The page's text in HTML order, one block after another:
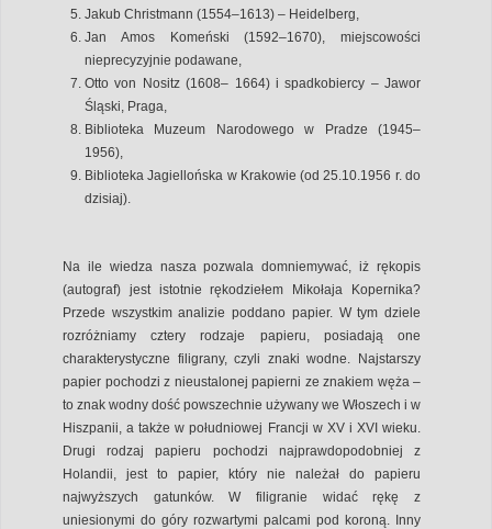
Jakub Christmann (1554–1613) – Heidelberg,
Jan Amos Komeński (1592–1670), miejscowości
nieprecyzyjnie podawane,
Otto von Nositz (1608– 1664) i spadkobiercy – Jawor
Śląski, Praga,
Biblioteka Muzeum Narodowego w Pradze (1945–
1956),
Biblioteka Jagiellońska w Krakowie (od 25.10.1956 r. do
dzisiaj).
Na ile wiedza nasza pozwala domniemywać, iż rękopis
(autograf) jest istotnie rękodziełem Mikołaja Kopernika?
Przede wszystkim analizie poddano papier. W tym dziele
rozróżniamy cztery rodzaje papieru, posiadają one
charakterystyczne filigrany, czyli znaki wodne. Najstarszy
papier pochodzi z nieustalonej papierni ze znakiem węża –
to znak wodny dość powszechnie używany we Włoszech i w
Hiszpanii, a także w południowej Francji w XV i XVI wieku.
Drugi rodzaj papieru pochodzi najprawdopodobniej z
Holandii, jest to papier, który nie należał do papieru
najwyższych gatunków. W filigranie widać rękę z
uniesionymi do góry rozwartymi palcami pod koroną. Inny